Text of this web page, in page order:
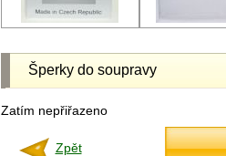
Šperky do soupravy
Zatím nepřiřazeno
Zpět